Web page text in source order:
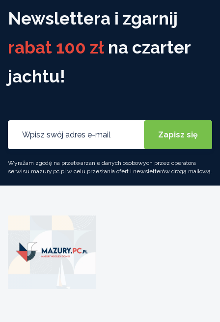
Newslettera i zgarnij
rabat 100 zł na czarter
jachtu!
Wyrażam zgodę na przetwarzanie danych osobowych przez operatora
serwisu mazury.pc.pl w celu przesłania ofert i newsletterów drogą mailową.